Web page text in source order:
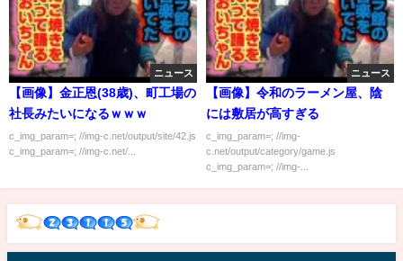
ニュース
【画像】金正恩(38歳)、町工場の
社長みたいになるｗｗｗ
c_img_param=; //img-c.net/output/site/42.js
c_img_param=; //img-c.net/...
ニュース
【画像】令和のラーメン屋、陰
には敷居が高すぎる
c_img_param=; //img-
c.net/output/category/game.js
c_img_param=; //img-...